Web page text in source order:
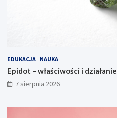
EDUKACJA NAUKA
Epidot – właściwości i działanie
7 sierpnia 2026